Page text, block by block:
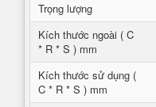
Trọng lượng
Kích thước ngoài ( C
* R * S ) mm
Kích thước sử dụng (
C * R * S ) mm